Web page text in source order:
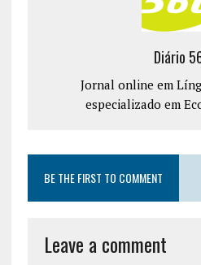
Diário
Jornal online em
especializado em
BE THE FIRST TO COMMENT
Leave a comment